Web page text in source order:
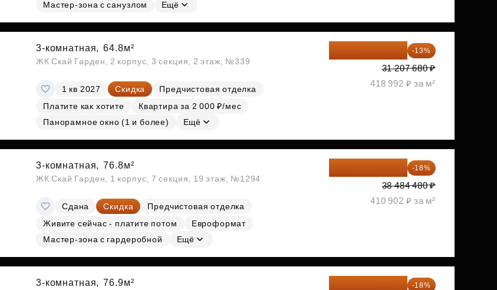
СубсидииМастер-зона с санузлом Ещё
3-комнатная, 64.8м²
ЖК Скай Гарден, 2 корпус, 3 секция, 2 этаж, №339
1 кв 2027 Скидка
Предчистовая отделка
Платите как хотите
Квартира за 2 000 ₽/мес
Панорамное окно (1 и более)
Ещё
-13%
31 207 680 ₽
418 992 ₽ за м²
3-комнатная, 76.8м²
ЖК Скай Гарден, 1 корпус, 7 секция, 19 этаж, №1294
Сдана Скидка
Предчистовая отделка
Живите сейчас - платите потом
Евроформат
Мастер-зона с гардеробной
Ещё
-18%
38 484 480 ₽
410 902 ₽ за м²
3-комнатная, 76.9м² -18%